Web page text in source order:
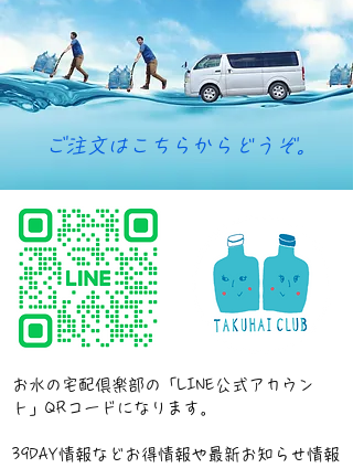
​ご注文はこちらからどうぞ。
お水の宅配倶楽部の「LINE公式アカウン
ト」QRコードになります。
39DAY情報などお得情報や最新お知らせ情報